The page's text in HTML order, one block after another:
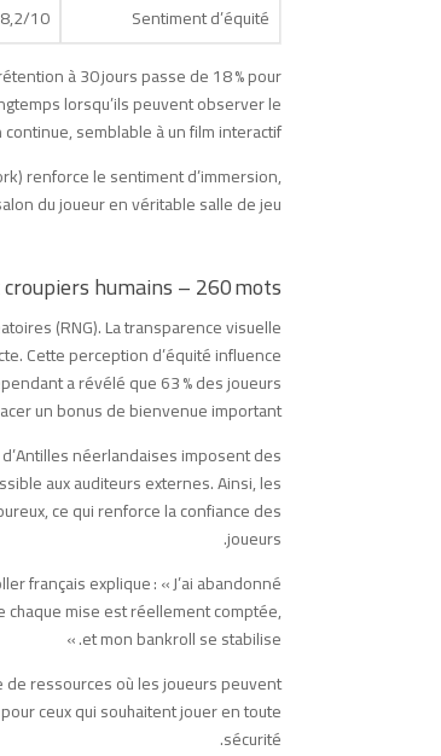
Sentiment d’équité
8,2/10 (selon sondages)
à 30 jours passe de 18 % pour
lorsqu’ils peuvent observer le
semblable à un film interactif.
renforce le sentiment d’immersion,
du joueur en véritable salle de jeu.
humains – 260 mots
(RNG). La transparence visuelle
Cette perception d’équité influence
a révélé que 63 % des joueurs
un bonus de bienvenue important.
néerlandaises imposent des
aux auditeurs externes. Ainsi, les
ce qui renforce la confiance des
joueurs.
français explique : « J’ai abandonné
chaque mise est réellement comptée,
et mon bankroll se stabilise. »
de ressources où les joueurs peuvent
ceux qui souhaitent jouer en toute
sécurité.